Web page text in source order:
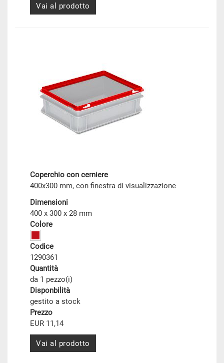
Vai al prodotto
Coperchio con cerniere
400x300 mm, con finestra di visualizzazione
Dimensioni
400 x 300 x 28 mm
Colore
Codice
1290361
Quantità
da 1 pezzo(i)
Disponbilità
gestito a stock
Prezzo
EUR 11,14
Vai al prodotto